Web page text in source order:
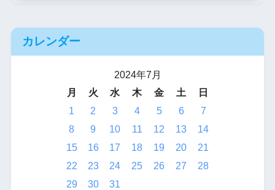
カレンダー
2024年7月
月
火 水 木 金 土
日
1
2 3 4 5 6
7
8
9 10 11 12 13
14
15
16 17 18 19 20
21
22
23 24 25 26 27
28
29
30
31